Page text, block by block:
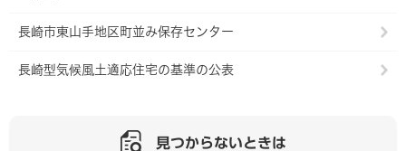
長崎市東山手地区町並み保存センター
長崎型気候風土適応住宅の基準の公表
見つからないときは